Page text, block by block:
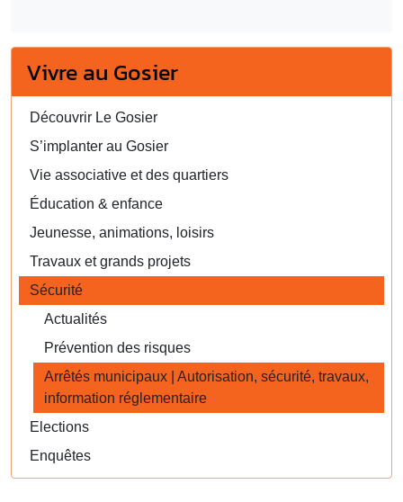
Vivre au Gosier
Découvrir Le Gosier
S’implanter au Gosier
Vie associative et des quartiers
Éducation & enfance
Jeunesse, animations, loisirs
Travaux et grands projets
Sécurité
Actualités
Prévention des risques
Arrêtés municipaux | Autorisation, sécurité, travaux,
information réglementaire
Elections
Enquêtes